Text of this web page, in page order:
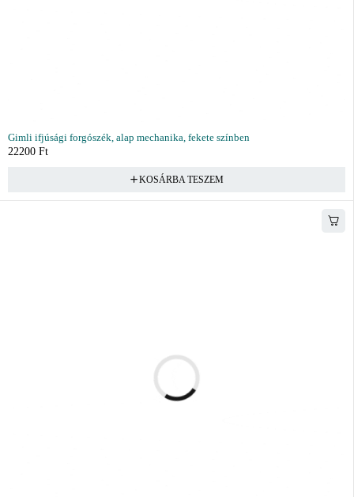
Gimli ifjúsági forgószék, alap mechanika, fekete színben
22200 Ft
KOSÁRBA TESZEM